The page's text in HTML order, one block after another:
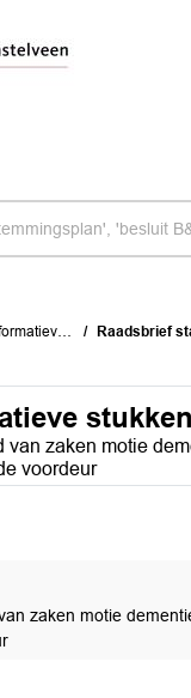
stukken College Raadsbrief stand van zaken
van zaken motie
voordeur
zaken motie